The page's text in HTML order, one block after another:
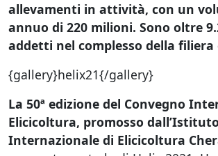
allevamenti in attività, con un
annuo di 220 milioni. Sono oltre
addetti nel complesso della
{gallery}helix21{/gallery}
La 50ª edizione del Convegno
Elicicoltura, promosso dall’Istituto
Internazionale di Elicicoltura